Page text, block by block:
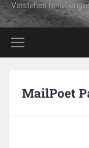
Verstehen heißt
MailPoet